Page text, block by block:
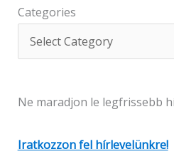
Categories
Ne maradjon le legfrissebb
Iratkozzon fel hírlevelünkre!